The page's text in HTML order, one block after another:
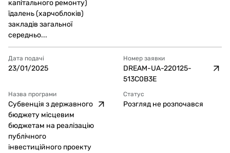
капітального ремонту)
їдалень (харчоблоків)
закладів загальної
середньо...
Дата подачі
23/01/2025
Номер заявки
DREAM-UA-220125-
513C0B3E
Назва програми
Субвенція з державного
бюджету місцевим
бюджетам на реалізацію
публічного
інвестиційного проекту
Статус
Розгляд не розпочався